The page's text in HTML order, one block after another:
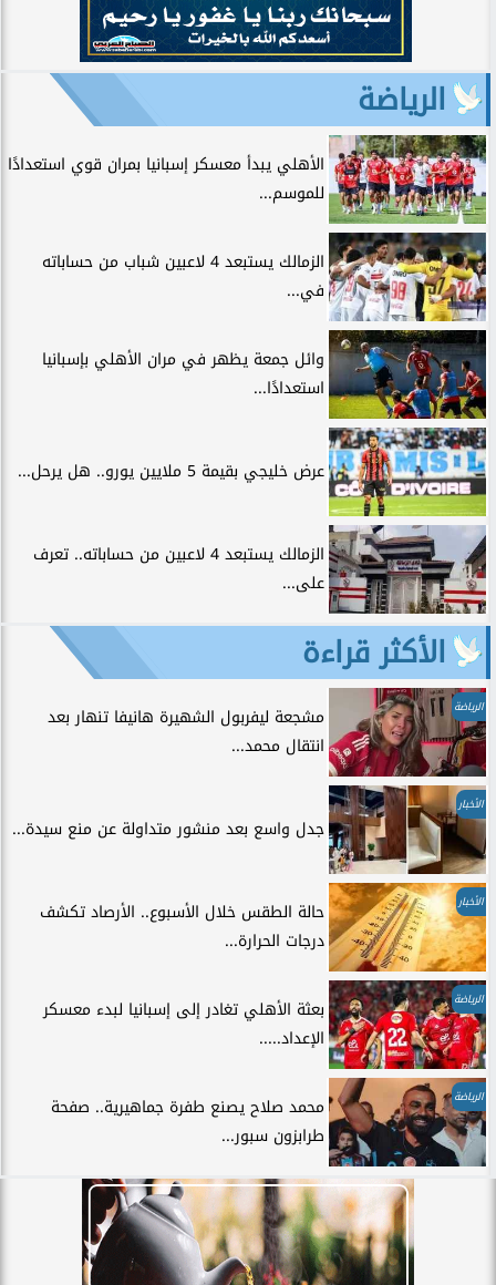
الرياضة
الأهلي يبدأ معسكر إسبانيا بمران قوي استعدادًا
للموسم...
الزمالك يستبعد 4 لاعبين شباب من حساباته
في...
وائل جمعة يظهر في مران الأهلي بإسبانيا
استعدادًا...
عرض خليجي بقيمة 5 ملايين يورو.. هل يرحل...
الزمالك يستبعد 4 لاعبين من حساباته.. تعرف
على...
الأكثر قراءة
الرياضة
مشجعة ليفربول الشهيرة هانيفا تنهار بعد
انتقال محمد...
الأخبار
جدل واسع بعد منشور متداولة عن منع سيدة...
الأخبار
حالة الطقس خلال الأسبوع.. الأرصاد تكشف
درجات الحرارة...
الرياضة
بعثة الأهلي تغادر إلى إسبانيا لبدء معسكر
الإعداد.....
الرياضة
محمد صلاح يصنع طفرة جماهيرية.. صفحة
طرابزون سبور...